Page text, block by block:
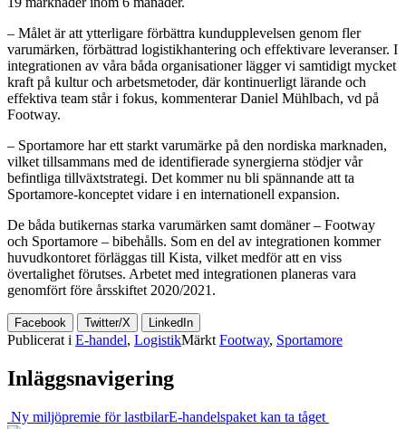
– Målet är att ytterligare förbättra kundupplevelsen genom fler
varumärken, förbättrad logistikhantering och effektivare leveranser. I
integrationen av våra båda organisationer lägger vi samtidigt mycket
kraft på kultur och arbetsmetoder, där kontinuerligt lärande och
effektiva team står i fokus, kommenterar Daniel Mühlbach, vd på
Footway.
– Sportamore har ett starkt varumärke på den nordiska marknaden,
vilket tillsammans med de identifierade synergierna stödjer vår
befintliga tillväxtstrategi. Det kommer nu bli spännande att ta
Sportamore-konceptet vidare i en internationell expansion.
De båda butikernas starka varumärken samt domäner – Footway
och Sportamore – bibehålls. Som en del av integrationen kommer
huvudkontoret förläggas till Kista, vilket medför att en viss
övertalighet förutses. Arbetet med integrationen planeras vara
genomfört före årsskiftet 2020/2021.
Facebook Twitter/X LinkedIn
Publicerat i E-handel, LogistikMärkt Footway, Sportamore
Inläggsnavigering
Ny miljöpremie för lastbilarE-handelspaket kan ta tåget